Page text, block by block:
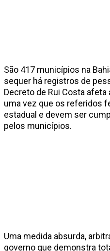
São 417 municípios na
sequer há registros de
Decreto de Rui Costa
uma vez que os referidos
estadual e devem ser
pelos municípios.
Uma medida absurda,
governo que demonstra